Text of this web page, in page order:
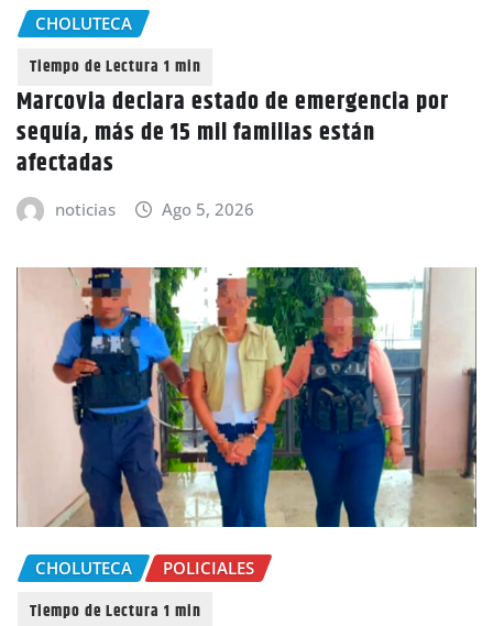
CHOLUTECA
Marcovia declara estado de emergencia por
sequía, más de 15 mil familias están
afectadas
noticias Ago 5, 2026
CHOLUTECA POLICIALES